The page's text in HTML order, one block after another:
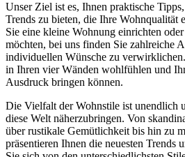
Unser Ziel ist es, Ihnen praktische
Trends zu bieten, die Ihre Wohnqualität
Sie eine kleine Wohnung einrichten
möchten, bei uns finden Sie zahlreiche
individuellen Wünsche zu
in Ihren vier Wänden wohlfühlen und
Ausdruck bringen können.
Die Vielfalt der Wohnstile ist unendlich
diese Welt näherzubringen. Von
über rustikale Gemütlichkeit bis hin zu
präsentieren Ihnen die neuesten Trends